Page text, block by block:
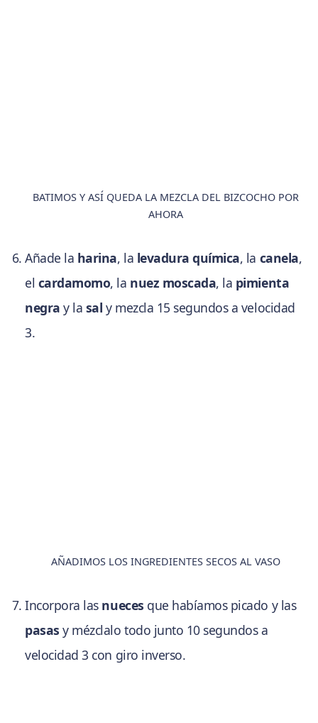
BATIMOS Y ASÍ QUEDA LA MEZCLA DEL BIZCOCHO POR
AHORA
Añade la harina, la levadura química, la canela,
el cardamomo, la nuez moscada, la pimienta
negra y la sal y mezcla 15 segundos a velocidad
3.
AÑADIMOS LOS INGREDIENTES SECOS AL VASO
Incorpora las nueces que habíamos picado y las
pasas y mézclalo todo junto 10 segundos a
velocidad 3 con giro inverso.